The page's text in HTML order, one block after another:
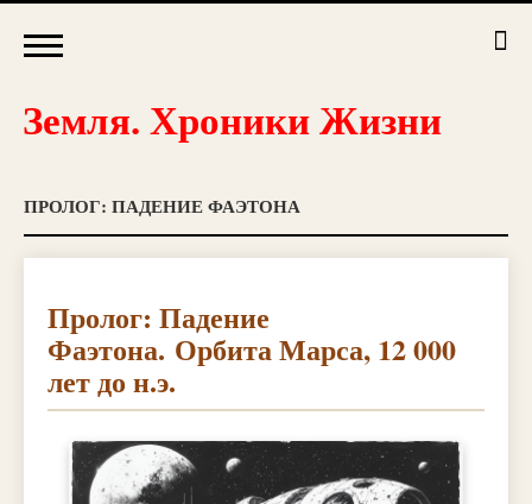
ПРОЛОГ: ПАДЕНИЕ ФАЭТОНА
Пролог: Падение
Фаэтона. Орбита Марса, 12 000
лет до н.э.